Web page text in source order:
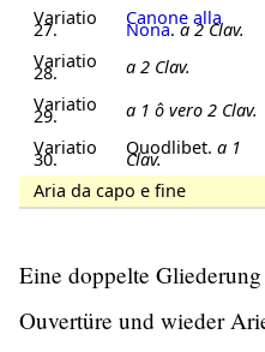
Variatio
27.
Canone alla
Nona.a 2 Clav.
Variatio
28. a 2 Clav.
Variatio
29. a 1 ô vero 2 Clav.
Variatio
30.
Quodlibet. a 1
Clav.
Aria da capo e fine
Eine doppelte
Ouvertüre und wieder